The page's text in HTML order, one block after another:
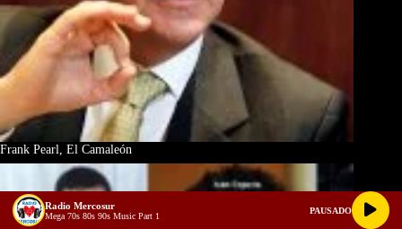
Frank Pearl, El Camaleón
Radio Mercosur
Mega 70s 80s 90s Music Part 1
PAUSADO